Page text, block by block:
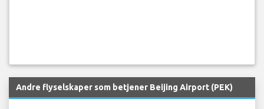
Andre flyselskaper som betjener Beijing Airport (PEK)